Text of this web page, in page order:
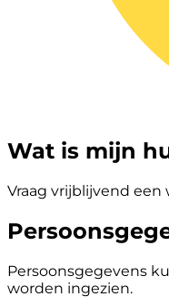
Wat is mijn
Vraag vrijblijvend een
Persoonsgegevens
worden ingezien.